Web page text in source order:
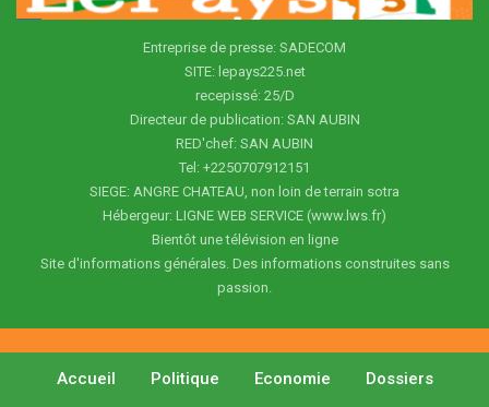
Entreprise de presse: SADECOM
SITE: lepays225.net
recepissé: 25/D
Directeur de publication: SAN AUBIN
RED'chef: SAN AUBIN
Tel: +2250707912151
SIEGE: ANGRE CHATEAU, non loin de terrain sotra
Hébergeur: LIGNE WEB SERVICE (www.lws.fr)
Bientôt une télévision en ligne
Site d'informations générales. Des informations construites sans
passion.
Accueil Politique Economie Dossiers